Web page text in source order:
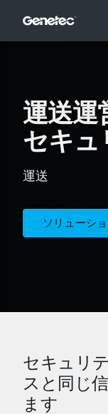
運送運
セキュ
運送
ソリューシ
セキュリ
スと同じ
ます